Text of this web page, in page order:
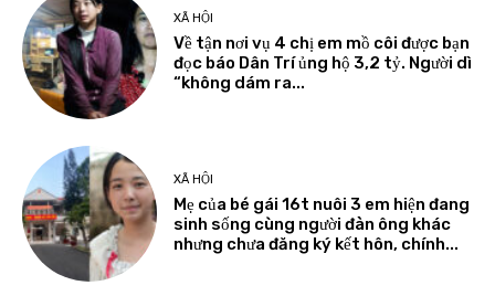
XÃ HỘI
Về tận nơi vụ 4 chị em mồ côi được bạn
đọc báo Dân Trí ủng hộ 3,2 tỷ. Người dì
“không dám ra...
XÃ HỘI
Mẹ của bé gái 16t nuôi 3 em hiện đang
sinh sống cùng người đàn ông khác
nhưng chưa đăng ký kết hôn, chính...